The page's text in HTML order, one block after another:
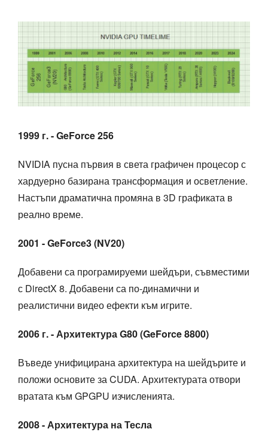
1999 г. - GeForce 256
NVIDIA пусна първия в света графичен процесор с
хардуерно базирана трансформация и осветление.
Настъпи драматична промяна в 3D графиката в
реално време.
2001 - GeForce3 (NV20)
Добавени са програмируеми шейдъри, съвместими
с DirectX 8. Добавени са по-динамични и
реалистични видео ефекти към игрите.
2006 г. - Архитектура G80 (GeForce 8800)
Въведе унифицирана архитектура на шейдърите и
положи основите за CUDA. Архитектурата отвори
вратата към GPGPU изчисленията.
2008 - Архитектура на Тесла